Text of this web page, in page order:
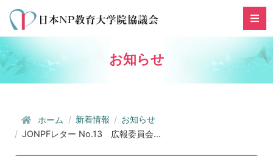
お知らせ
ホーム 新着情報
お知らせ
JONPFレター No.13 広報委員会...